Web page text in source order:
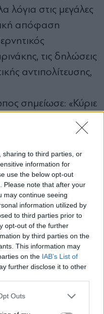
sharing to third parties, or
information for
use the below opt-out
Please note that after your
may continue seeing
information utilized by
to third parties prior to
opt-out of the further
by third parties on the
This information may
on the IAB’s List of
further disclose it to other
Outs
λόγια στις μεγάλες
απόφαση
τις δηλώσεις
αντιπολίτευσης,
σημείωσε: «Κύριε
την καταγγέλλει
ακόμα
τον “βούρκο” του
σε βάρος
Πάγου. Του
στη θέση του
όλων των
της χώρας.
πολιτικά την